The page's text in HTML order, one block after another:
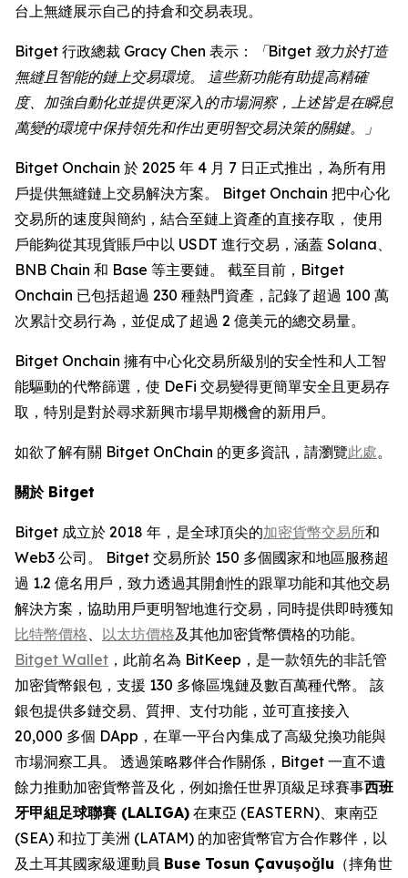
台上無縫展示自己的持倉和交易表現。
Bitget 行政總裁 Gracy Chen 表示： 「Bitget 致力於打造
無縫且智能的鏈上交易環境。
這些新功能有助提高精確
度、加強自動化並提供更深入的市場洞察，上述皆是在瞬息
萬變的環境中保持領先和作出更明智交易決策的關鍵。」
Bitget Onchain 於 2025 年 4 月 7 日正式推出，為所有用
戶提供無縫鏈上交易解決方案。 Bitget Onchain 把中心化
交易所的速度與簡約，結合至鏈上資產的直接存取， 使用
戶能夠從其現貨賬戶中以 USDT 進行交易，涵蓋 Solana、
BNB Chain 和 Base 等主要鏈。 截至目前，Bitget
Onchain 已包括超過 230 種熱門資產，記錄了超過 100 萬
次累計交易行為，並促成了超過 2 億美元的總交易量。
Bitget Onchain 擁有中心化交易所級別的安全性和人工智
能驅動的代幣篩選，使 DeFi 交易變得更簡單安全且更易存
取，特別是對於尋求新興市場早期機會的新用戶。
如欲了解有關 Bitget OnChain 的更多資訊，請瀏覽此處。
關於Bitget
Bitget 成立於 2018 年，是全球頂尖的加密貨幣交易所和
Web3 公司。 Bitget 交易所於 150 多個國家和地區服務超
過 1.2 億名用戶，致力透過其開創性的跟單功能和其他交易
解決方案，協助用戶更明智地進行交易，同時提供即時獲知
比特幣價格
以太坊價格及其他加密貨幣價格的功能。
Bitget Wallet ，此前名為 BitKeep，是一款領先的非託管
加密貨幣銀包，支援 130 多條區塊鏈及數百萬種代幣。 該
銀包提供多鏈交易、質押、支付功能，並可直接接入
20,000 多個 DApp，在單一平台內集成了高級兌換功能與
市場洞察工具。 透過策略夥伴合作關係，Bitget 一直不遺
餘力推動加密貨幣普及化，例如擔任世界頂級足球賽事西班
牙甲組足球聯賽 (LALIGA) 在東亞 (EASTERN)、東南亞
(SEA) 和拉丁美洲 (LATAM) 的加密貨幣官方合作夥伴，以
及土耳其國家級運動員 Buse Tosun Çavuşoğlu （摔角世